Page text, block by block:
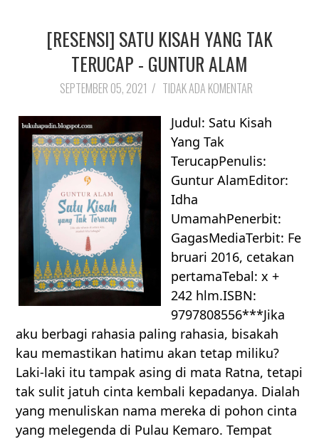
[RESENSI] SATU KISAH YANG TAK
TERUCAP - GUNTUR ALAM
SEPTEMBER 05, 2021 / TIDAK ADA KOMENTAR
Judul: Satu Kisah
Yang Tak
TerucapPenulis:
Guntur AlamEditor:
Idha
UmamahPenerbit:
GagasMediaTerbit: Fe
bruari 2016, cetakan
pertamaTebal: x +
242 hlm.ISBN:
9797808556***Jika
aku berbagi rahasia paling rahasia, bisakah
kau memastikan hatimu akan tetap miliku?
Laki-laki itu tampak asing di mata Ratna, tetapi
tak sulit jatuh cinta kembali kepadanya. Dialah
yang menuliskan nama mereka di pohon cinta
yang melegenda di Pulau Kemaro. Tempat